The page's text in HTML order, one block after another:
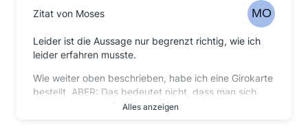
Zitat von Moses
Leider ist die Aussage nur begrenzt richtig, wie ich
leider erfahren musste.
Wie weiter oben beschrieben, habe ich eine Girokarte
bestellt. ABER: Das bedeutet nicht, dass man sich
danach auch mit ChipTAN im Banking anmelden
Alles anzeigen